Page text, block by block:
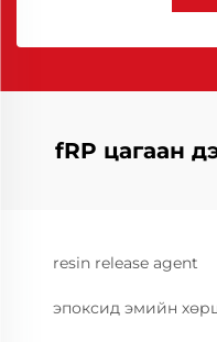
fRP цагаан
resin release agent
эпоксид эмийн